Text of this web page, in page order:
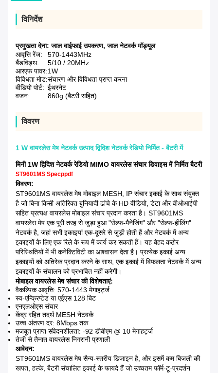
विनिर्देश
प्रमुखता देना:जाल वाईफाई उपकरण,जाल नेटवर्क मॉड्यूल
आवृत्ति रेंज:
570-1443MHz
बैंडविड्थ:
5/10 / 20MHz
आरएफ पावर:1W
विविधता मोड:संचारण और विविधता प्राप्त करना
वीडियो पोर्ट: ईथरनेट
वजन:
860g (बैटरी सहित)
विवरण
1 W वायरलेस मेष नेटवर्क उत्पाद द्विदिश नेटवर्क रेडियो निर्मित - बैटरी में
मिनी 1W द्विदिश नेटवर्क रेडियो MIMO वायरलेस संचार डिवाइस में निर्मित बैटरी
ST9601MS Specppdf
विवरण:
ST9601MS वायरलेस मेष मोबाइल MESH, IP संचार इकाई के साथ संयुक्त
है जो बिना किसी अतिरिक्त बुनियादी ढांचे के HD वीडियो, डेटा और वीओआईपी
सहित प्रत्यक्ष वायरलेस मोबाइल संचार प्रदान करता है। ST9601MS
वायरलेस मेष एक पूरी तरह से जुड़ा हुआ "सेल्फ-मैनेजिंग" और "सेल्फ-हीलिंग"
नेटवर्क है, जहां सभी इकाइयां एक-दूसरे से जुड़ी होती हैं और नेटवर्क में अन्य
इकाइयों के लिए एक रिले के रूप में कार्य कर सकती हैं। यह बेहद कठोर
परिस्थितियों में भी कनेक्टिविटी का आश्वासन देता है। प्रत्येक इकाई अन्य
इकाइयों को अतिरेक प्रदान करने के साथ, एक इकाई में विफलता नेटवर्क में अन्य
इकाइयों के संचालन को प्रभावित नहीं करेगी।
मोबाइल वायरलेस मेष संचार की विशेषताएं:
वैकल्पिक आवृत्ति: 570-1443 मेगाहर्ट्ज
स्व-एन्क्रिप्टेड या एईएस 128 बिट
एनएलओएस संचार
केंद्र रहित तदर्थ MESH नेटवर्क
उच्च अंतरण दर: 8Mbps तक
मजबूत प्राप्त संवेदनशीलता: -92 डीबीएम @ 10 मेगाहर्ट्ज
तेजी से तैनात वायरलेस निगरानी प्रणाली
आवेदन:
ST9601MS वायरलेस मेष सैन्य-स्तरीय डिजाइन है, और इसमें कम बिजली की
खपत, हल्के, बैटरी संचालित इकाई के फायदे हैं जो उच्चतम फॉर्म-टू-प्रदर्शन